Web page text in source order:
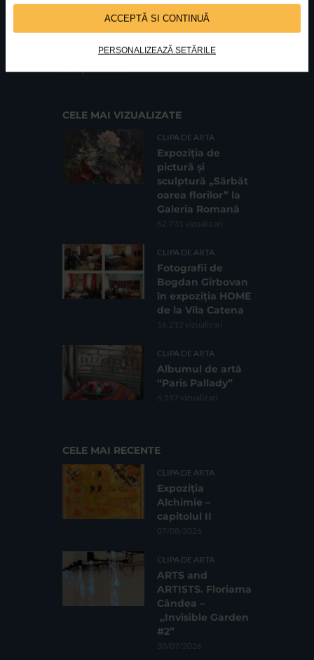
ACCEPTĂ SI CONTINUĂ
PERSONALIZEAZĂ SETĂRILE
FUNDATIA FILDAS ARTNr inreg registrul special: 4 PJ/ 29.01.2013
CELE MAI VIZUALIZATE
CLIPA DE ARTA
Expoziția de
pictură și
sculptură „Sărbăt
oarea florilor” la
Galeria Romană
62.731 vizualizari
CLIPA DE ARTA
Fotografii de
Bogdan Gîrbovan
în expoziția HOME
de la Vila Catena
16.212 vizualizari
CLIPA DE ARTA
Albumul de artă
“Paris Pallady”
6.597 vizualizari
CELE MAI RECENTE
CLIPA DE ARTA
Expoziția
Alchimie –
capitolul II
07/08/2026
CLIPA DE ARTA
ARTS and
ARTISTS. Floriama
Cândea –
„Invisible Garden
#2”
30/07/2026